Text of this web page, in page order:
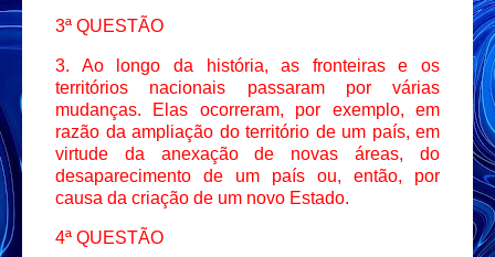
3ª QUESTÃO
3. Ao longo da história, as fronteiras e os
territórios nacionais passaram por várias
mudanças. Elas ocorreram, por exemplo, em
razão da ampliação do território de um país, em
virtude da anexação de novas áreas, do
desaparecimento de um país ou, então, por
causa da criação de um novo Estado.
4ª QUESTÃO